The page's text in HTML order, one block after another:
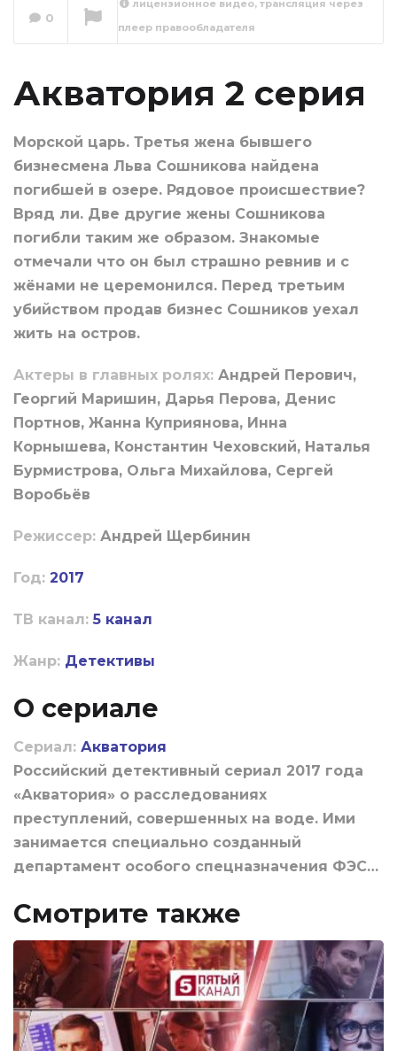
0
лицензионное видео, трансляция через
плеер правообладателя
Акватория 2 серия
Морской царь. Третья жена бывшего
бизнесмена Льва Сошникова найдена
погибшей в озере. Рядовое происшествие?
Вряд ли. Две другие жены Сошникова
погибли таким же образом. Знакомые
отмечали что он был страшно ревнив и с
жёнами не церемонился. Перед третьим
убийством продав бизнес Сошников уехал
жить на остров.
Актеры в главных ролях: Андрей Перович,
Георгий Маришин, Дарья Перова, Денис
Портнов, Жанна Куприянова, Инна
Корнышева, Константин Чеховский, Наталья
Бурмистрова, Ольга Михайлова, Сергей
Воробьёв
Режиссер: Андрей Щербинин
Год: 2017
ТВ канал: 5 канал
Жанр: Детективы
О сериале
Сериал: Акватория
Российский детективный сериал 2017 года
«Акватория» о расследованиях
преступлений, совершенных на воде. Ими
занимается специально созданный
департамент особого спецназначения ФЭС…
Смотрите также